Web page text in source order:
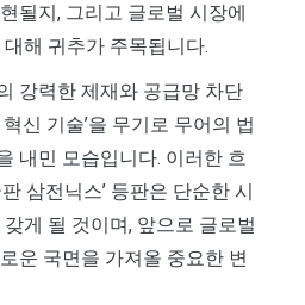
될지, 그리고 글로벌 시장에
해 귀추가 주목됩니다.
강력한 제재와 공급망 차단
신 기술’을 무기로 무어의 법
내민 모습입니다. 이러한 흐
삼전닉스’ 등판은 단순한 시
게 될 것이며, 앞으로 글로벌
운 국면을 가져올 중요한 변